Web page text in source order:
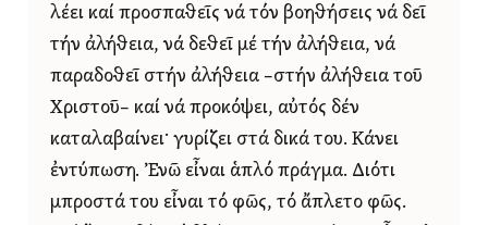
λέει καί προσπαθεῖς νά τόν βοηθήσεις νά δεῖ
τήν ἀλήθεια, νά δεθεῖ μέ τήν ἀλήθεια, νά
παραδοθεῖ στήν ἀλήθεια –στήν ἀλήθεια τοῦ
Χριστοῦ– καί νά προκόψει, αὐτός δέν
καταλαβαίνει· γυρίζει στά δικά του. Κάνει
ἐντύπωση. Ἐνῶ εἶναι ἁπλό πράγμα. Διότι
μπροστά του εἶναι τό φῶς, τό ἄπλετο φῶς.